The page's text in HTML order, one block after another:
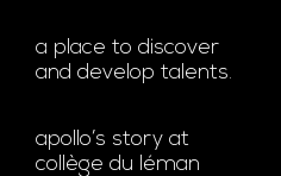
a place to discover
and develop talents.
apollo’s story at
collège du léman